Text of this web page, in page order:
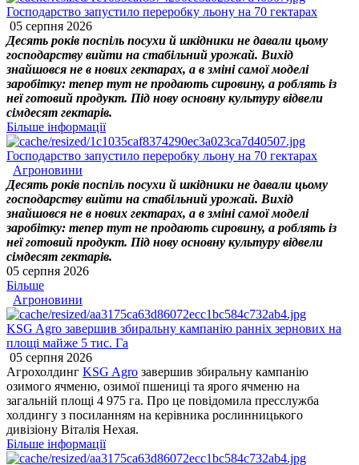
Господарство запустило переробку льону на 70 гектарах
05 серпня 2026
Десять років поспіль посухи й шкідники не давали цьому
господарству вийти на стабільний урожай. Вихід
знайшовся не в нових гектарах, а в зміні самої моделі
заробітку: тепер тут не продають сировину, а роблять із
неї готовий продукт. Під нову основну культуру відвели
сімдесят гектарів.
Більше інформації
Господарство запустило переробку льону на 70 гектарах
Агроновини
Десять років поспіль посухи й шкідники не давали цьому
господарству вийти на стабільний урожай. Вихід
знайшовся не в нових гектарах, а в зміні самої моделі
заробітку: тепер тут не продають сировину, а роблять із
неї готовий продукт. Під нову основну культуру відвели
сімдесят гектарів.
05 серпня 2026
Більше
Агроновини
KSG Agro завершив збиральну кампанію ранніх зернових на
площі майже 5 тис. Га
05 серпня 2026
Агрохолдинг KSG Agro завершив збиральну кампанію
озимого ячменю, озимої пшениці та ярого ячменю на
загальній площі 4 975 га. Про це повідомила пресслужба
холдингу з посиланням на керівника рослинницького
дивізіону Віталія Нехая.
Більше інформації